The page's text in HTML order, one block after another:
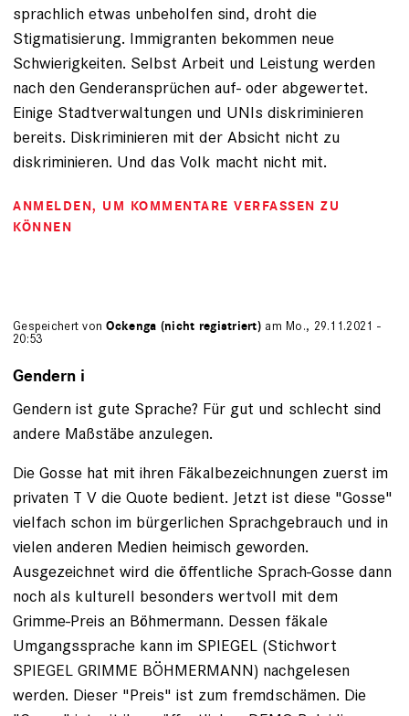
sprachlich etwas unbeholfen sind, droht die
Stigmatisierung. Immigranten bekommen neue
Schwierigkeiten. Selbst Arbeit und Leistung werden
nach den Genderansprüchen auf- oder abgewertet.
Einige Stadtverwaltungen und UNIs diskriminieren
bereits. Diskriminieren mit der Absicht nicht zu
diskriminieren. Und das Volk macht nicht mit.
ANMELDEN, UM KOMMENTARE VERFASSEN ZU
KÖNNEN
Gespeichert vonOckenga (nicht registriert) am Mo., 29.11.2021 -
20:53
Gendern i
Gendern ist gute Sprache? Für gut und schlecht sind
andere Maßstäbe anzulegen.
Die Gosse hat mit ihren Fäkalbezeichnungen zuerst im
privaten T V die Quote bedient. Jetzt ist diese "Gosse"
vielfach schon im bürgerlichen Sprachgebrauch und in
vielen anderen Medien heimisch geworden.
Ausgezeichnet wird die öffentliche Sprach-Gosse dann
noch als kulturell besonders wertvoll mit dem
Grimme-Preis an Böhmermann. Dessen fäkale
Umgangssprache kann im SPIEGEL (Stichwort
SPIEGEL GRIMME BÖHMERMANN) nachgelesen
werden. Dieser "Preis" ist zum fremdschämen. Die